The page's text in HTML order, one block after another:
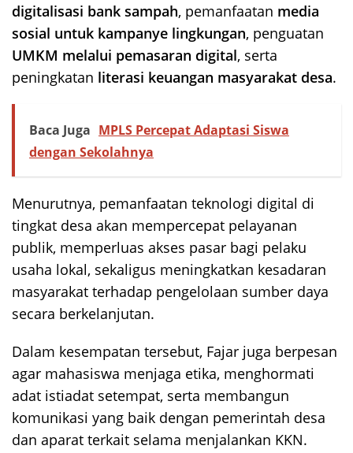
digitalisasi bank sampah, pemanfaatan media
sosial untuk kampanye lingkungan, penguatan
UMKM melalui pemasaran digital, serta
peningkatan literasi keuangan masyarakat desa.
Baca Juga MPLS Percepat Adaptasi Siswa
dengan Sekolahnya
Menurutnya, pemanfaatan teknologi digital di
tingkat desa akan mempercepat pelayanan
publik, memperluas akses pasar bagi pelaku
usaha lokal, sekaligus meningkatkan kesadaran
masyarakat terhadap pengelolaan sumber daya
secara berkelanjutan.
Dalam kesempatan tersebut, Fajar juga berpesan
agar mahasiswa menjaga etika, menghormati
adat istiadat setempat, serta membangun
komunikasi yang baik dengan pemerintah desa
dan aparat terkait selama menjalankan KKN.